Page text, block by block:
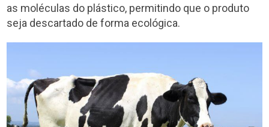
as moléculas do plástico, permitindo que o produto
seja descartado de forma ecológica.